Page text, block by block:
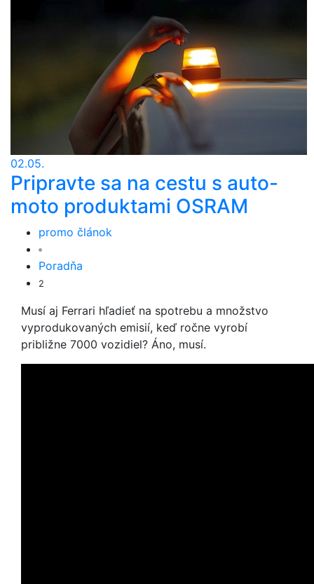
02.05.
Pripravte sa na cestu s auto-
moto produktami OSRAM
promo článok
Poradňa
2
Musí aj Ferrari hľadieť na spotrebu a množstvo
vyprodukovaných emisií, keď ročne vyrobí
približne 7000 vozidiel? Áno, musí.